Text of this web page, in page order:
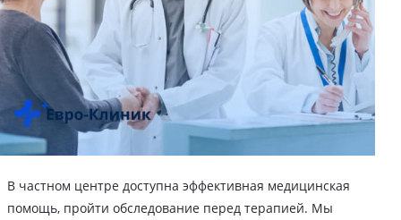
В частном центре доступна эффективная медицинская
помощь, пройти обследование перед терапией. Мы